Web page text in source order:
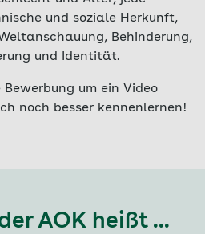
und soziale Herkunft,
Behinderung,
und Identität.
um ein Video
noch besser kennenlernen!
AOK heißt ...